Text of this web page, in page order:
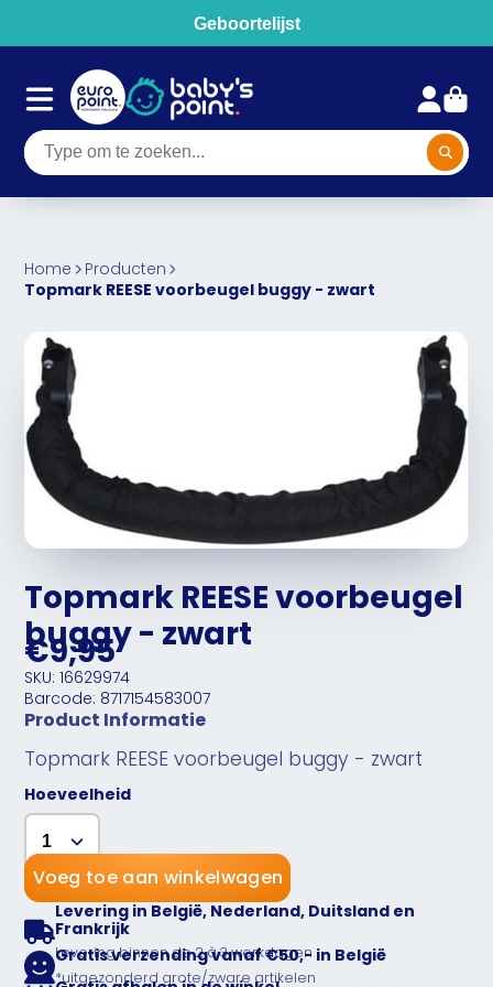
Geboortelijst
Home
Producten
Topmark REESE voorbeugel buggy - zwart
Topmark REESE voorbeugel
buggy - zwart
€9,95
SKU: 16629974
Barcode: 8717154583007
Product Informatie
Topmark REESE voorbeugel buggy - zwart
Hoeveelheid
Voeg toe aan winkelwagen
Levering in België, Nederland, Duitsland en
Frankrijk
Levering binnen de 2 à 3 werkdagen
Gratis verzending vanaf €50,- in België
*uitgezonderd grote/zware artikelen